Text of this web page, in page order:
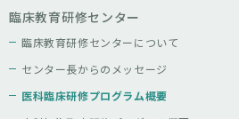
臨床教育研修センター
臨床教育研修センターについて
センター長からのメッセージ
医科臨床研修プログラム概要